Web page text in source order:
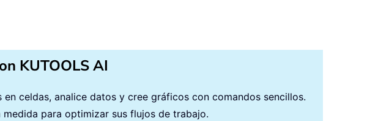
KUTOOLS AI
en celdas, analice datos y cree gráficos con comandos sencillos.
medida para optimizar sus flujos de trabajo.